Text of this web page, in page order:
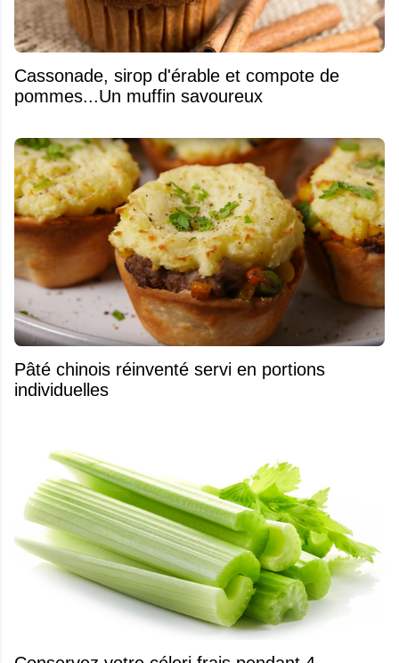
​Cassonade, sirop d'érable et compote de
pommes...Un muffin savoureux
Pâté chinois réinventé servi en portions
individuelles